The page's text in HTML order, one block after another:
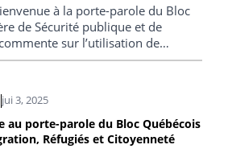
à la porte-parole du Bloc
de Sécurité publique et de
sur l’utilisation de
migratoire et sur les
jui 3, 2025
au porte-parole du Bloc Québécois
Réfugiés et Citoyenneté